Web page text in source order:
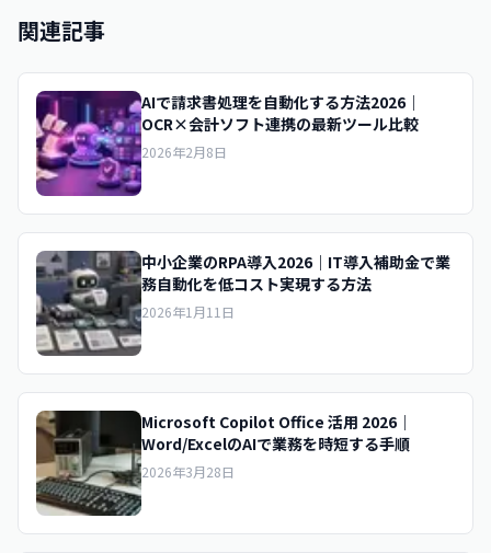
関連記事
AIで請求書処理を自動化する方法2026｜
OCR×会計ソフト連携の最新ツール比較
2026年2月8日
中小企業のRPA導入2026｜IT導入補助金で業
務自動化を低コスト実現する方法
2026年1月11日
Microsoft Copilot Office 活用 2026｜
Word/ExcelのAIで業務を時短する手順
2026年3月28日